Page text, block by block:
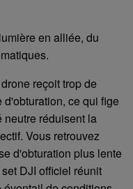
en alliée, du
reçoit trop de
ce qui fige
neutre réduisent la
Vous retrouvez
d'obturation plus lente
DJI officiel réunit